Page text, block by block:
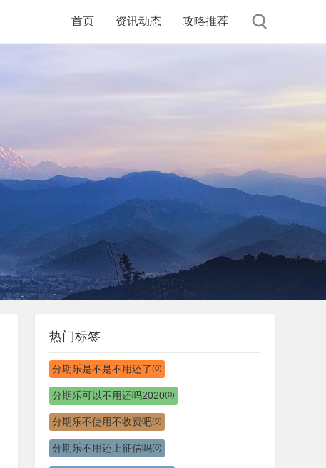
首页 资讯动态 攻略推荐
热门标签
分期乐是不是不用还了(0)
分期乐可以不用还吗2020(0)
分期乐不使用不收费吧(0)
分期乐不用还上征信吗(0)